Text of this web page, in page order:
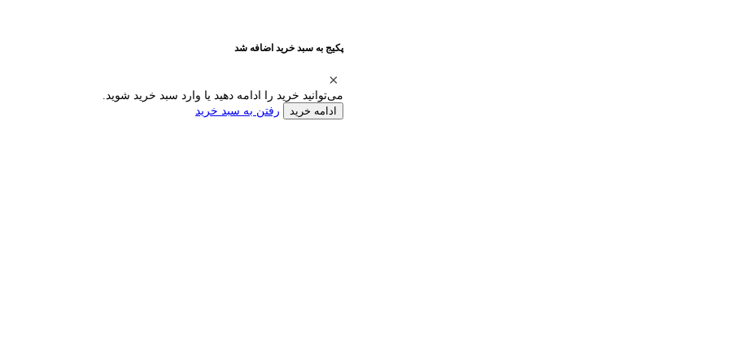
پکیج به سبد خرید اضافه شد
می‌توانید خرید را ادامه دهید یا وارد سبد خرید شوید.
ادامه خرید رفتن به سبد خرید